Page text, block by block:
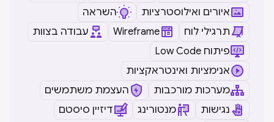
איורים ואילוסטרציות
השראה
תרגילי לוח
Wireframe
עבודה בצוות
Low Code פיתוח
אנימציות ואינטראקציות
מערכות מורכבות
העצמת משתמשים
נגישות
מנטורינג דיזיין סיסטם